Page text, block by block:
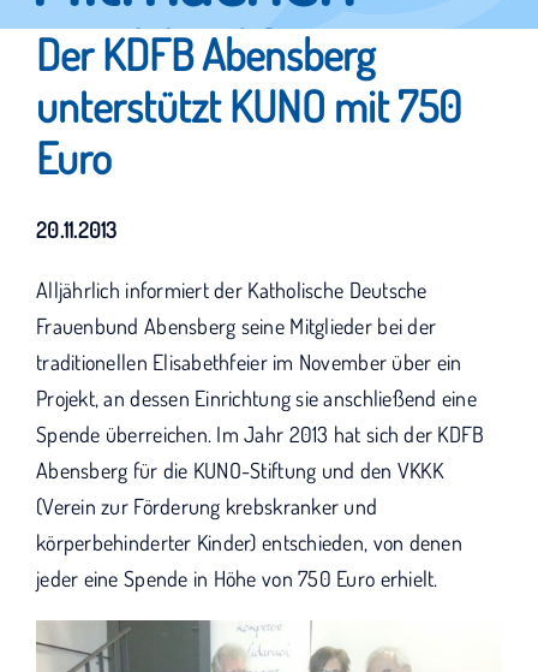
und helfen.
Hier erfahren Sie, wie fleißige Helfer
Der KDFB Abensberg
unterstützt KUNO mit 750
Euro
20.11.2013
Alljährlich informiert der Katholische Deutsche
Frauenbund Abensberg seine Mitglieder bei der
traditionellen Elisabethfeier im November über ein
Projekt, an dessen Einrichtung sie anschließend eine
Spende überreichen. Im Jahr 2013 hat sich der KDFB
Abensberg für die KUNO-Stiftung und den VKKK
(Verein zur Förderung krebskranker und
körperbehinderter Kinder) entschieden, von denen
jeder eine Spende in Höhe von 750 Euro erhielt.